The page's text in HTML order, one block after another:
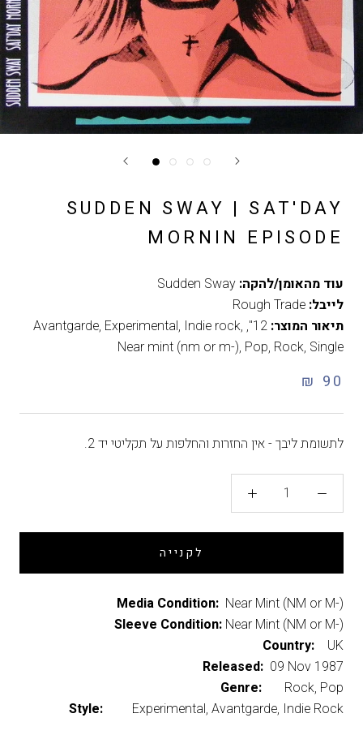
SUDDEN SWAY | SAT'DAY
MORNIN EPISODE
עוד מהאומן/להקה: Sudden Sway
לייבל: Rough Trade
תיאור המוצר: 12"
,
Avantgarde, Experimental, Indie rock,
Near mint (nm or m-), Pop, Rock, Single
90 ₪
לתשומת ליבך - אין החזרות והחלפות על תקליטי יד 2.
לקנייה
Media Condition: Near Mint (NM or M-)
Sleeve Condition: Near Mint (NM or M-)
Country: UK
Released: 09 Nov 1987
Genre: Rock, Pop
Style: Experimental, Avantgarde, Indie Rock